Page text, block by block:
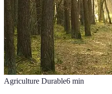
Agriculture Durable6 min